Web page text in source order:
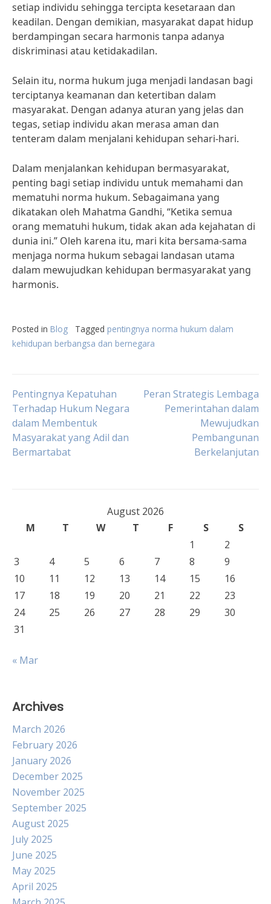
setiap individu sehingga tercipta kesetaraan dan
keadilan. Dengan demikian, masyarakat dapat hidup
berdampingan secara harmonis tanpa adanya
diskriminasi atau ketidakadilan.
Selain itu, norma hukum juga menjadi landasan bagi
terciptanya keamanan dan ketertiban dalam
masyarakat. Dengan adanya aturan yang jelas dan
tegas, setiap individu akan merasa aman dan
tenteram dalam menjalani kehidupan sehari-hari.
Dalam menjalankan kehidupan bermasyarakat,
penting bagi setiap individu untuk memahami dan
mematuhi norma hukum. Sebagaimana yang
dikatakan oleh Mahatma Gandhi, “Ketika semua
orang mematuhi hukum, tidak akan ada kejahatan di
dunia ini.” Oleh karena itu, mari kita bersama-sama
menjaga norma hukum sebagai landasan utama
dalam mewujudkan kehidupan bermasyarakat yang
harmonis.
Posted in Blog Tagged pentingnya norma hukum dalam
kehidupan berbangsa dan bernegara
Post
navigation
Pentingnya Kepatuhan
Terhadap Hukum Negara
dalam Membentuk
Masyarakat yang Adil dan
Bermartabat
Peran Strategis Lembaga
Pemerintahan dalam
Mewujudkan
Pembangunan
Berkelanjutan
August 2026
M
T W T F S
S
1
2
3
4 5 6 7 8
9
10
11 12 13 14 15
16
17
18 19 20 21 22
23
24
25 26 27 28 29
30
31
« Mar
Archives
March 2026
February 2026
January 2026
December 2025
November 2025
September 2025
August 2025
July 2025
June 2025
May 2025
April 2025